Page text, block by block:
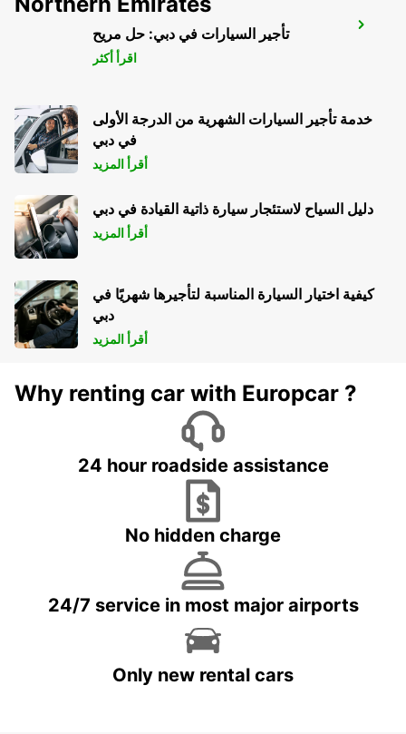
MELBOURNE SOUTH
SOUTHBANK - AUSTRALIA
تأجير السيارات في دبي: حل مريح
اقرأ أكثر
خدمة تأجير السيارات الشهرية من الدرجة الأولى
في دبي
أقرأ المزيد
دليل السياح لاستئجار سيارة ذاتية القيادة في دبي
أقرأ المزيد
كيفية اختيار السيارة المناسبة لتأجيرها شهريًا في
دبي
أقرأ المزيد
Why renting car with Europcar ?
24 hour roadside assistance
No hidden charge
24/7 service in most major airports
Only new rental cars